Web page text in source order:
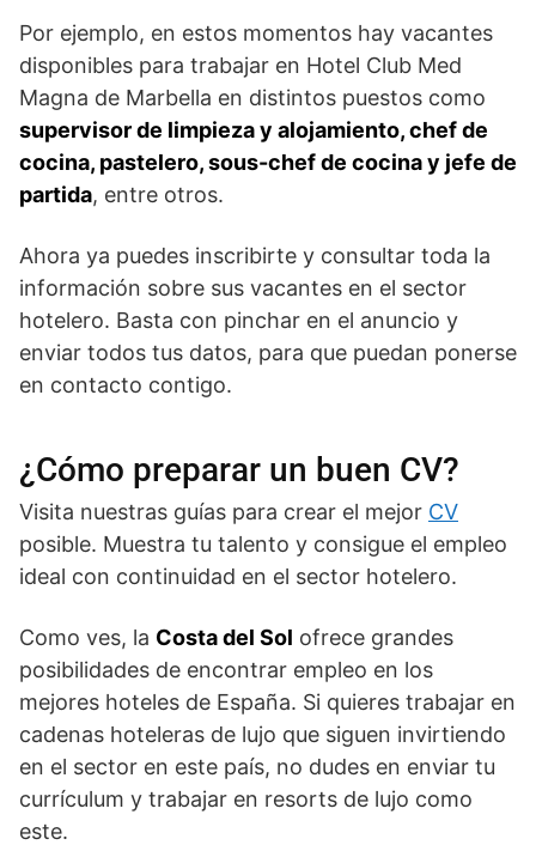
Por ejemplo, en estos momentos hay vacantes
disponibles para trabajar en Hotel Club Med
Magna de Marbella en distintos puestos como
supervisor de limpieza y alojamiento, chef de
cocina, pastelero, sous-chef de cocina y jefe de
partida, entre otros.
Ahora ya puedes inscribirte y consultar toda la
información sobre sus vacantes en el sector
hotelero. Basta con pinchar en el anuncio y
enviar todos tus datos, para que puedan ponerse
en contacto contigo.
¿Cómo preparar un buen CV?
Visita nuestras guías para crear el mejor CV
posible. Muestra tu talento y consigue el empleo
ideal con continuidad en el sector hotelero.
Como ves, la Costa del Sol ofrece grandes
posibilidades de encontrar empleo en los
mejores hoteles de España. Si quieres trabajar en
cadenas hoteleras de lujo que siguen invirtiendo
en el sector en este país, no dudes en enviar tu
currículum y trabajar en resorts de lujo como
este.